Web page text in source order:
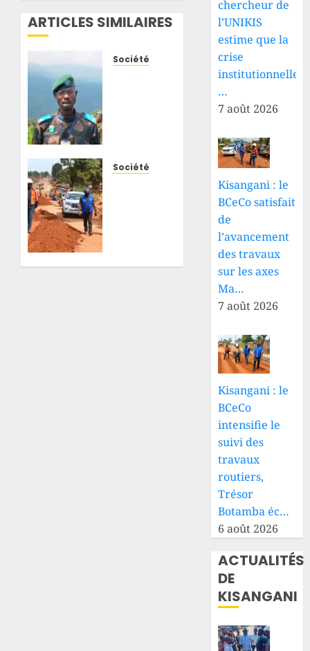
ARTICLES SIMILAIRES
Société
M23
Société
chercheur de
l’UNIKIS
estime que la
crise
institutionnelle
…
7 août 2026
Kisangani : le
BCeCo satisfait
de
l’avancement
des travaux
sur les axes
Ma…
7 août 2026
Kisangani : le
BCeCo
intensifie le
suivi des
travaux
routiers,
Trésor
Botamba éc…
6 août 2026
ACTUALITÉS
DE
KISANGANI